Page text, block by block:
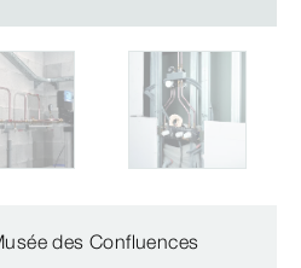
des Confluences